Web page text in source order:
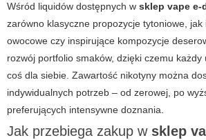
Wśród liquidów dostępnych w sklep vape e-
zarówno klasyczne propozycje tytoniowe, jak
owocowe czy inspirujące kompozycje
rozwój portfolio smaków, dzięki czemu każdy
coś dla siebie. Zawartość nikotyny można
indywidualnych potrzeb – od zerowej, po
preferujących intensywne doznania.
Jak przebiega zakup w sklep